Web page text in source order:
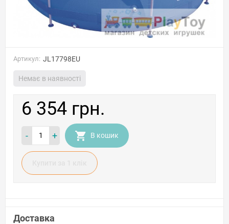
Артикул: JL17798EU
Немає в наявності
6 354 грн.
- + В кошик
Доставка